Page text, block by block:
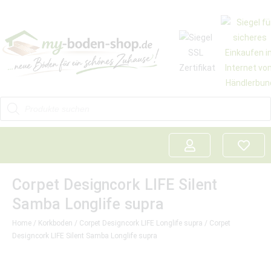
Corpet Designcork LIFE Silent
Samba Longlife supra
Home / Korkboden / Corpet Designcork LIFE Longlife supra / Corpet
Designcork LIFE Silent Samba Longlife supra